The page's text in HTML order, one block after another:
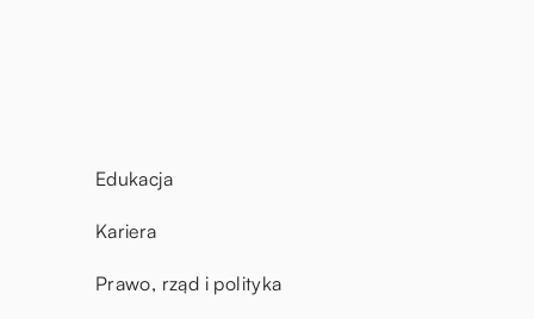
Edukacja
Kariera
Prawo, rząd i polityka